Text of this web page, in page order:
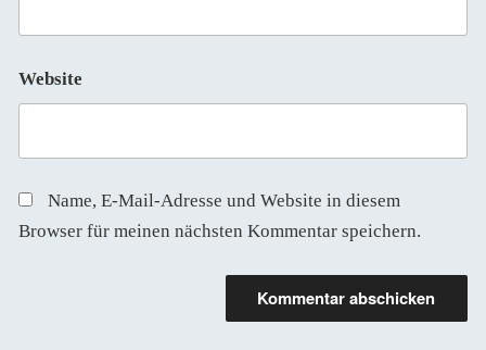
Website
Name, E-Mail-Adresse und Website in diesem
Browser für meinen nächsten Kommentar speichern.